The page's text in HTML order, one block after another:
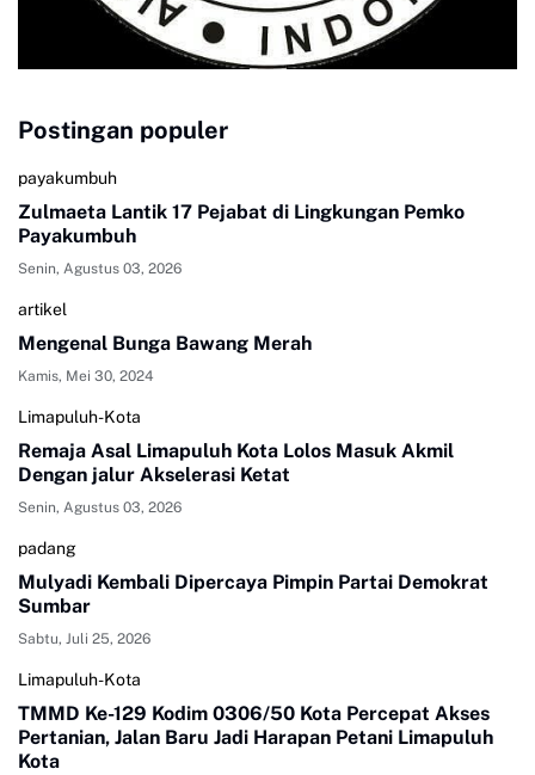
Postingan populer
payakumbuh
Zulmaeta Lantik 17 Pejabat di Lingkungan Pemko
Payakumbuh
Senin, Agustus 03, 2026
artikel
Mengenal Bunga Bawang Merah
Kamis, Mei 30, 2024
Limapuluh-Kota
Remaja Asal Limapuluh Kota Lolos Masuk Akmil
Dengan jalur Akselerasi Ketat
Senin, Agustus 03, 2026
padang
Mulyadi Kembali Dipercaya Pimpin Partai Demokrat
Sumbar
Sabtu, Juli 25, 2026
Limapuluh-Kota
TMMD Ke-129 Kodim 0306/50 Kota Percepat Akses
Pertanian, Jalan Baru Jadi Harapan Petani Limapuluh
Kota